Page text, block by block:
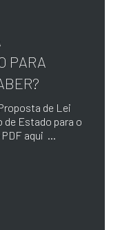
PARA
de Lei
de Estado para o
aqui ...